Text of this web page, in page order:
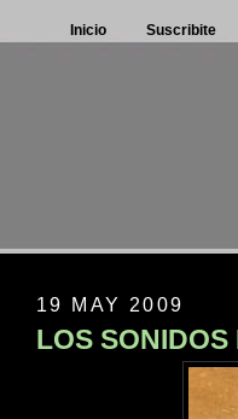
Inicio Suscribite
19 MAY 2009
LOS